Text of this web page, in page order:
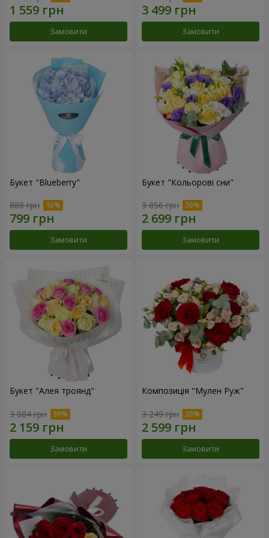
Замовити Замовити
Букет "Blueberry"
888 грн
Замовити
Букет "Кольорові сни"
3 856 грн
Замовити
Букет "Алея троянд"
3 084 грн
Замовити
Композиція "Мулен Руж"
3 249 грн
Замовити